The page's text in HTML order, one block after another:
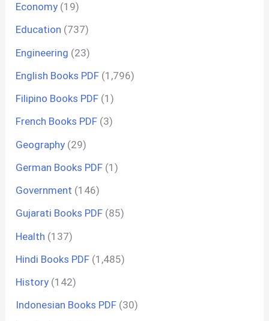
Economy (19)
Education (737)
Engineering (23)
English Books PDF (1,796)
Filipino Books PDF (1)
French Books PDF (3)
Geography (29)
German Books PDF (1)
Government (146)
Gujarati Books PDF (85)
Health (137)
Hindi Books PDF (1,485)
History (142)
Indonesian Books PDF (30)